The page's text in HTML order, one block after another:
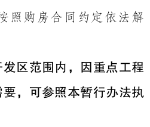
照购房合同约定依法解
区范围内，因重点工程
，可参照本暂行办法执